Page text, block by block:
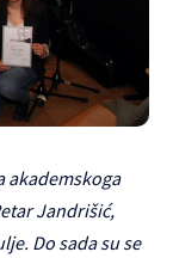
akademskoga
Jandrišić,
Do sada su se